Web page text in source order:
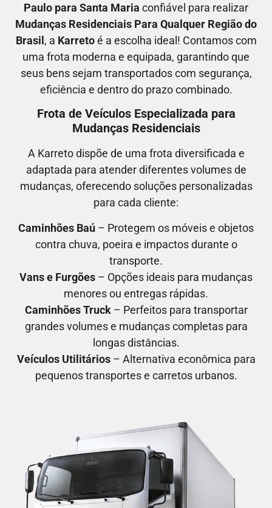
Paulo para Santa Maria confiável para realizar
Mudanças Residenciais Para Qualquer Região do
Brasil , a Karretoé a escolha ideal! Contamos com
uma frota moderna e equipada, garantindo que
seus bens sejam transportados com segurança,
eficiência e dentro do prazo combinado.
Frota de Veículos Especializada para
Mudanças Residenciais
A Karreto dispõe de uma frota diversificada e
adaptada para atender diferentes volumes de
mudanças, oferecendo soluções personalizadas
para cada cliente:
Caminhões Baú – Protegem os móveis e objetos
contra chuva, poeira e impactos durante o
transporte.
Vans e Furgões – Opções ideais para mudanças
menores ou entregas rápidas.
Caminhões Truck– Perfeitos para transportar
grandes volumes e mudanças completas para
longas distâncias.
Veículos Utilitários– Alternativa econômica para
pequenos transportes e carretos urbanos.